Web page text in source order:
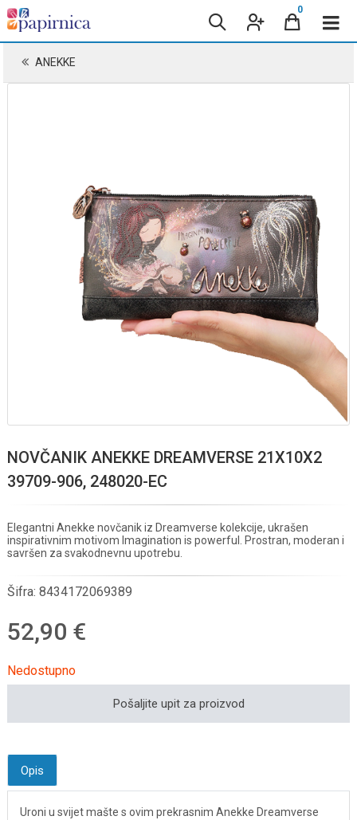
0
ANEKKE
NOVČANIK ANEKKE DREAMVERSE 21X10X2
39709-906, 248020-EC
Elegantni Anekke novčanik iz Dreamverse kolekcije, ukrašen
inspirativnim motivom Imagination is powerful. Prostran, moderan i
savršen za svakodnevnu upotrebu.
Šifra: 8434172069389
52,90 €
Nedostupno
Pošaljite upit za proizvod
Opis
Uroni u svijet mašte s ovim prekrasnim Anekke Dreamverse